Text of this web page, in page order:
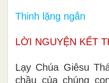
Thinh lặng ngắn
LỜI NGUYỆN KẾT
Lạy Chúa Giêsu
chầu của chúng